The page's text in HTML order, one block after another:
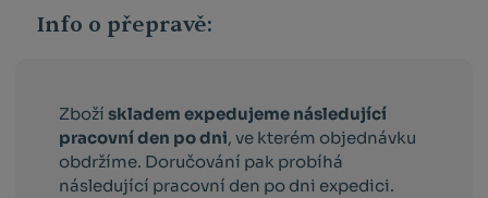
Info o přepravě:
Zbožískladem expedujeme následující
pracovní den po dni, ve kterém objednávku
obdržíme. Doručování pak probíhá
následující pracovní den po dni expedici.